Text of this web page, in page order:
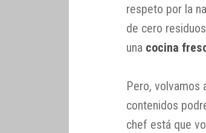
respeto por la
de cero
una cocina
Pero, volvamos
contenidos
chef está que